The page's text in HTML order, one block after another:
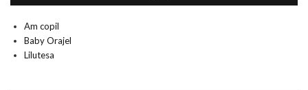
Am copil
Baby Orajel
Lilutesa